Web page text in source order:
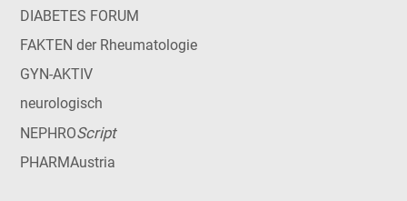
DIABETES FORUM
FAKTEN der Rheumatologie
GYN-AKTIV
neurologisch
NEPHROScript
PHARMAustria